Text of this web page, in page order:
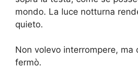
mondo. La luce notturna
quieto.
Non volevo interrompere, ma
fermò.